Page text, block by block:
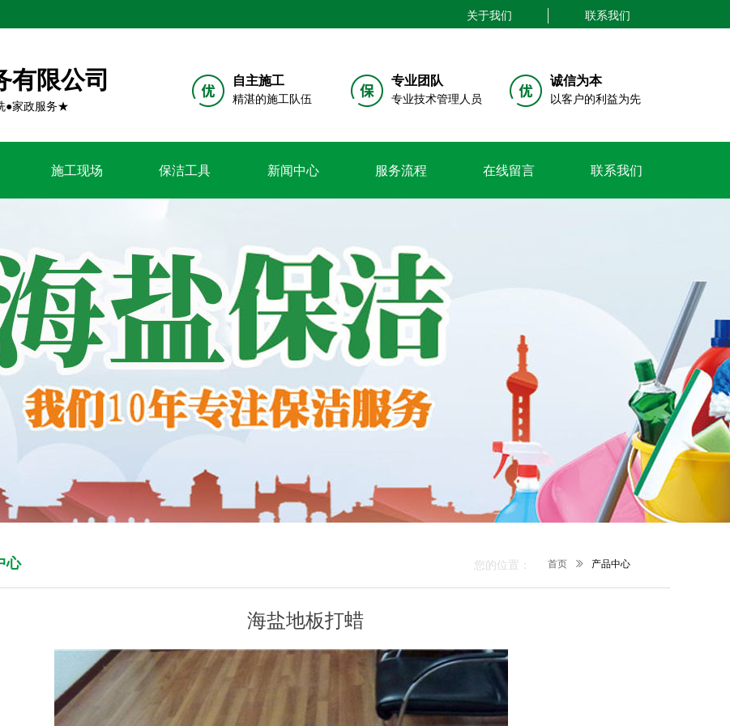
关于我们 联系我们
施工现场 保洁工具 新闻中心 服务流程 在线留言 联系我们
有限公司
●家政服务★
自主施工
精湛的施工队伍
专业团队
专业技术管理人员
诚信为本
以客户的利益为先
心 首页 ꅀ 产品中心
您的位置：
海盐地板打蜡